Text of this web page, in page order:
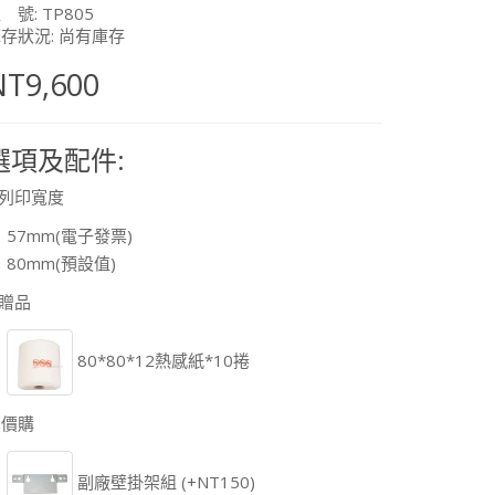
號: TP805
狀況: 尚有庫存
項及配件:
印寬度
57mm(電子發票)
80mm(預設值)
品
80*80*12熱感紙*10捲
購
副廠壁掛架組 (+NT150)